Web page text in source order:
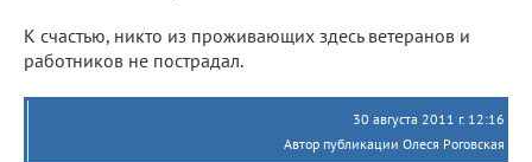
К счастью, никто из проживающих здесь ветеранов и
работников не пострадал.
30 августа 2011 г. 12:16
Автор публикации Олеся Роговская